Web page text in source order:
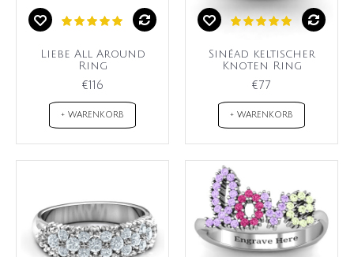
Liebe All Around
Ring
€116
+ WARENKORB
Sinéad keltischer
Knoten Ring
€77
+ WARENKORB